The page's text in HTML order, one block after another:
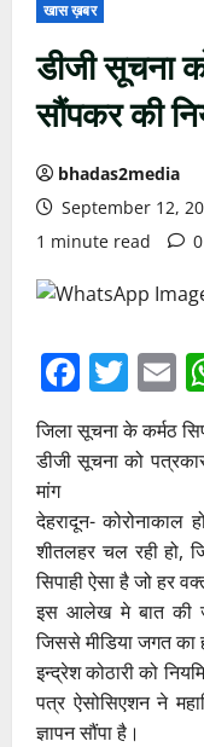
खास ख़बर
डीजी सूचना
सौंपकर की
bhadas2media
September 12,
1 minute read
0
जिला सूचना के कर्मठ
डीजी सूचना को
मांग
देहरादून- कोरोनाकाल
शीतलहर चल रही हो,
सिपाही ऐसा है जो हर
इस आलेख मे बात की जा
जिससे मीडिया जगत का
इन्द्रेश कोठारी को
पत्र ऐसोसिएशन ने
ज्ञापन सौंपा है।